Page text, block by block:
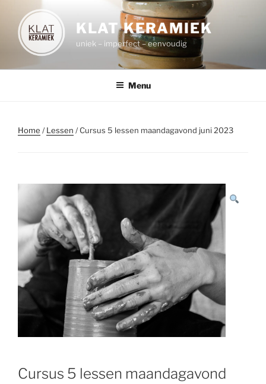
inhoud
KLAT KERAMIEK
uniek – imperfect – eenvoudig
Menu
Home /Lessen / Cursus 5 lessen maandagavond juni 2023
Cursus 5 lessen maandagavond